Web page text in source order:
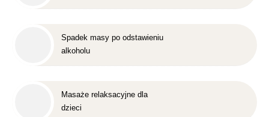
Spadek masy po odstawieniu
alkoholu
Masaże relaksacyjne dla
dzieci